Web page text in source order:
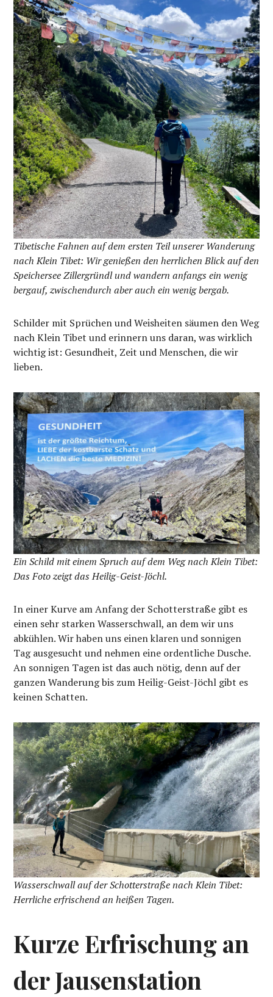
Tibetische Fahnen auf dem ersten Teil unserer Wanderung
nach Klein Tibet: Wir genießen den herrlichen Blick auf den
Speichersee Zillergründl und wandern anfangs ein wenig
bergauf, zwischendurch aber auch ein wenig bergab.
Schilder mit Sprüchen und Weisheiten säumen den Weg
nach Klein Tibet und erinnern uns daran, was wirklich
wichtig ist: Gesundheit, Zeit und Menschen, die wir
lieben.
Ein Schild mit einem Spruch auf dem Weg nach Klein Tibet:
Das Foto zeigt das Heilig-Geist-Jöchl.
In einer Kurve am Anfang der Schotterstraße gibt es
einen sehr starken Wasserschwall, an dem wir uns
abkühlen. Wir haben uns einen klaren und sonnigen
Tag ausgesucht und nehmen eine ordentliche Dusche.
An sonnigen Tagen ist das auch nötig, denn auf der
ganzen Wanderung bis zum Heilig-Geist-Jöchl gibt es
keinen Schatten.
Wasserschwall auf der Schotterstraße nach Klein Tibet:
Herrliche erfrischend an heißen Tagen.
Kurze Erfrischung an
der Jausenstation